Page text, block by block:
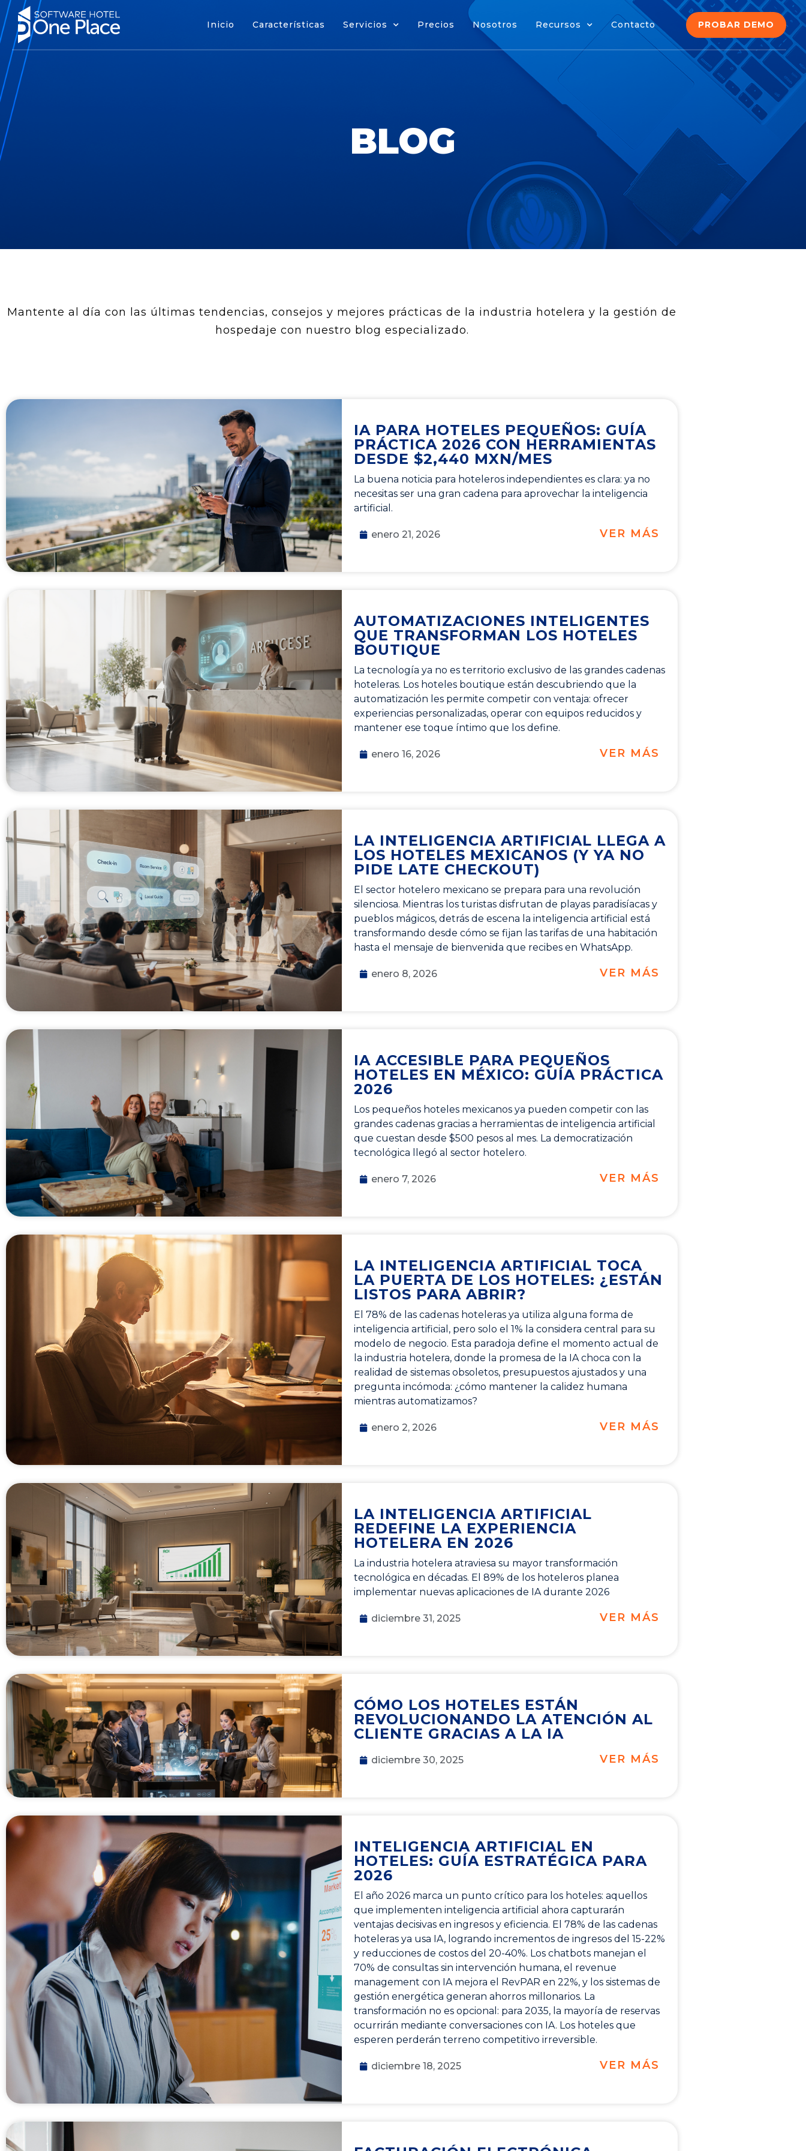
Inicio Características Servicios Precios Nosotros Recursos Contacto PROBAR DEMO
Recursos PROBAR DEMO
BLOG
Mantente al día con las últimas tendencias, consejos y mejores prácticas de la industria hotelera y la gestión de
hospedaje con nuestro blog especializado.
IA PARA HOTELES PEQUEÑOS: GUÍA
PRÁCTICA 2026 CON HERRAMIENTAS
DESDE $2,440 MXN/MES
La buena noticia para hoteleros independientes es clara: ya no
necesitas ser una gran cadena para aprovechar la inteligencia
artificial.
enero 21, 2026 VER MÁS
AUTOMATIZACIONES INTELIGENTES
QUE TRANSFORMAN LOS HOTELES
BOUTIQUE
La tecnología ya no es territorio exclusivo de las grandes cadenas
hoteleras. Los hoteles boutique están descubriendo que la
automatización les permite competir con ventaja: ofrecer
experiencias personalizadas, operar con equipos reducidos y
mantener ese toque íntimo que los define.
enero 16, 2026 VER MÁS
LA INTELIGENCIA ARTIFICIAL LLEGA A
LOS HOTELES MEXICANOS (Y YA NO
PIDE LATE CHECKOUT)
El sector hotelero mexicano se prepara para una revolución
silenciosa. Mientras los turistas disfrutan de playas paradisíacas y
pueblos mágicos, detrás de escena la inteligencia artificial está
transformando desde cómo se fijan las tarifas de una habitación
hasta el mensaje de bienvenida que recibes en WhatsApp.
enero 8, 2026 VER MÁS
IA ACCESIBLE PARA PEQUEÑOS
HOTELES EN MÉXICO: GUÍA PRÁCTICA
2026
Los pequeños hoteles mexicanos ya pueden competir con las
grandes cadenas gracias a herramientas de inteligencia artificial
que cuestan desde $500 pesos al mes. La democratización
tecnológica llegó al sector hotelero.
enero 7, 2026 VER MÁS
LA INTELIGENCIA ARTIFICIAL TOCA
LA PUERTA DE LOS HOTELES: ¿ESTÁN
LISTOS PARA ABRIR?
El 78% de las cadenas hoteleras ya utiliza alguna forma de
inteligencia artificial, pero solo el 1% la considera central para su
modelo de negocio. Esta paradoja define el momento actual de
la industria hotelera, donde la promesa de la IA choca con la
realidad de sistemas obsoletos, presupuestos ajustados y una
pregunta incómoda: ¿cómo mantener la calidez humana
mientras automatizamos?
enero 2, 2026 VER MÁS
LA INTELIGENCIA ARTIFICIAL
REDEFINE LA EXPERIENCIA
HOTELERA EN 2026
La industria hotelera atraviesa su mayor transformación
tecnológica en décadas. El 89% de los hoteleros planea
implementar nuevas aplicaciones de IA durante 2026
diciembre 31, 2025 VER MÁS
CÓMO LOS HOTELES ESTÁN
REVOLUCIONANDO LA ATENCIÓN AL
CLIENTE GRACIAS A LA IA
diciembre 30, 2025 VER MÁS
INTELIGENCIA ARTIFICIAL EN
HOTELES: GUÍA ESTRATÉGICA PARA
2026
El año 2026 marca un punto crítico para los hoteles: aquellos
que implementen inteligencia artificial ahora capturarán
ventajas decisivas en ingresos y eficiencia. El 78% de las cadenas
hoteleras ya usa IA, logrando incrementos de ingresos del 15-22%
y reducciones de costos del 20-40%. Los chatbots manejan el
70% de consultas sin intervención humana, el revenue
management con IA mejora el RevPAR en 22%, y los sistemas de
gestión energética generan ahorros millonarios. La
transformación no es opcional: para 2035, la mayoría de reservas
ocurrirán mediante conversaciones con IA. Los hoteles que
esperen perderán terreno competitivo irreversible.
diciembre 18, 2025 VER MÁS